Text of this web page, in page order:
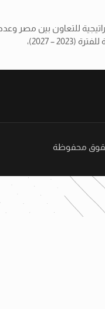
للتعاون بين مصر وعدد من
– 2027)،